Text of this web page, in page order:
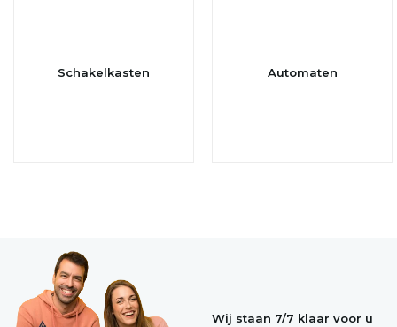
Schakelkasten Automaten
Wij staan 7/7 klaar voor u